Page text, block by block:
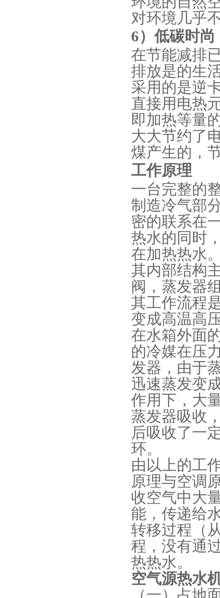
对环境几乎
6）低碳时尚
在节能减排
排放是的生
采用的是逆
直接用电热
即加热等量
大大节约了
煤产生的，
工作原理
一台完整的
制造冷气部
密的联系在
热水的同时
在加热热水
其内部结构
阀，蒸发器
其工作流程
变成高温高
在水箱外面
的冷媒在压
发器，由于
迅速蒸发变
作用下，大
蒸发器吸收
后吸收了一
环。
由以上的工
原理与空调
收空气中大
能，传递给
转移过程（
程，没有通
热热水。
空气源热水